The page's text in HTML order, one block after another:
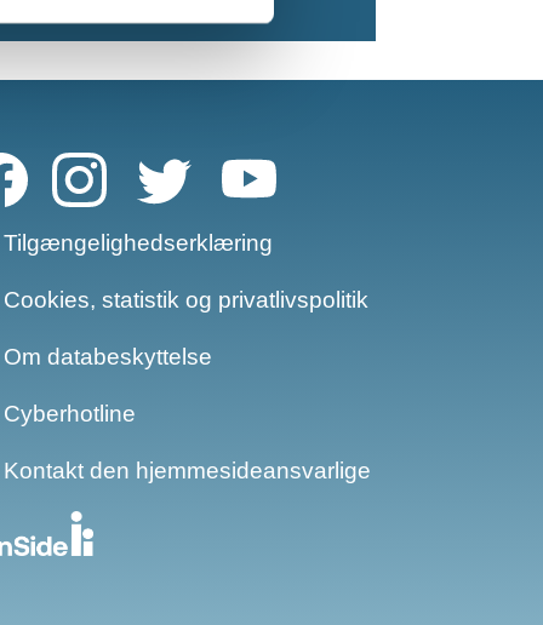
Tilgængelighedserklæring
Cookies, statistik og privatlivspolitik
Om databeskyttelse​​
Cyberhotline
Kontakt den hjemmesideansvarlige